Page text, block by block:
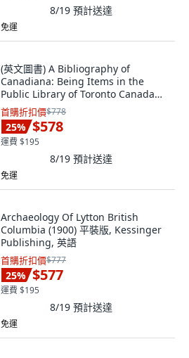
8/19 預計送達
免運
(英文圖書) A Bibliography of
Canadiana: Being Items in the
Public Library of Toronto Canada
Relating t... 精裝版, Hassell Street
Press, 英文
首購折扣價$778
25% $578
運費 $195
8/19 預計送達
免運
Archaeology Of Lytton British
Columbia (1900) 平裝版, Kessinger
Publishing, 英語
首購折扣價$777
25% $577
運費 $195
8/19 預計送達
免運